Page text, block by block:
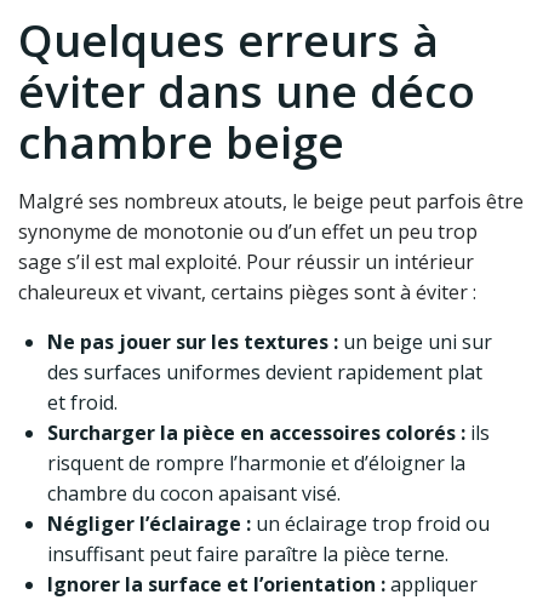
Quelques erreurs à
éviter dans une déco
chambre beige
Malgré ses nombreux atouts, le beige peut parfois être
synonyme de monotonie ou d’un effet un peu trop
sage s’il est mal exploité. Pour réussir un intérieur
chaleureux et vivant, certains pièges sont à éviter :
Ne pas jouer sur les textures : un beige uni sur
des surfaces uniformes devient rapidement plat
et froid.
Surcharger la pièce en accessoires colorés : ils
risquent de rompre l’harmonie et d’éloigner la
chambre du cocon apaisant visé.
Négliger l’éclairage : un éclairage trop froid ou
insuffisant peut faire paraître la pièce terne.
Ignorer la surface et l’orientation :appliquer